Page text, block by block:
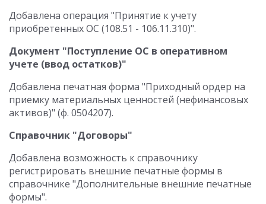
Добавлена операция "Принятие к учету
приобретенных ОС (108.51 - 106.11.310)".
Документ "Поступление ОС в оперативном
учете (ввод остатков)"
Добавлена печатная форма "Приходный ордер на
приемку материальных ценностей (нефинансовых
активов)" (ф. 0504207).
Справочник "Договоры"
Добавлена возможность к справочнику
регистрировать внешние печатные формы в
справочнике "Дополнительные внешние печатные
формы".